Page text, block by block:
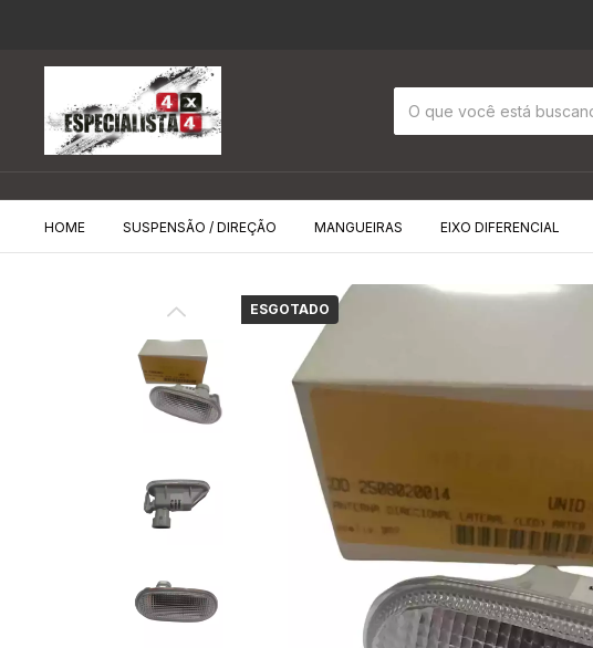
HOME SUSPENSÃO / DIREÇÃO MANGUEIRAS EIXO DIFERENCIAL
ESGOTADO